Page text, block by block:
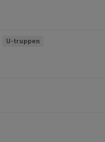
U-truppen